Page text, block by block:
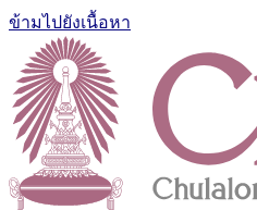
ข้ามไปยังเนื้อหา